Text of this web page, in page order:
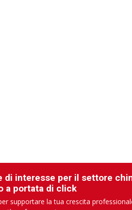
di interesse per il settore
a portata di click
supportare la tua crescita